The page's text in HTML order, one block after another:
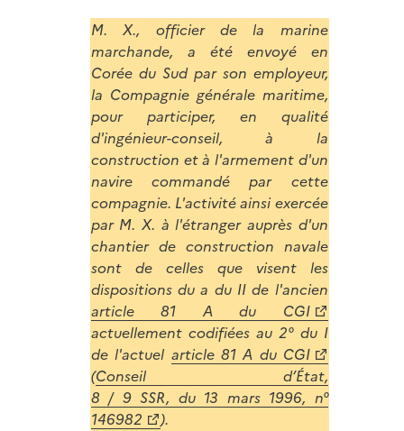
M. X., officier de la marine
marchande, a été envoyé en
Corée du Sud par son employeur,
la Compagnie générale maritime,
pour participer, en qualité
d'ingénieur-conseil, à la
construction et à l'armement d'un
navire commandé par cette
compagnie. L'activité ainsi exercée
par M. X. à l'étranger auprès d'un
chantier de construction navale
sont de celles que visent les
dispositions du a du II de l'ancien
article 81 A du CGI
actuellement codifiées au 2° du I
de l'actuel article 81 A du CGI
(Conseil d’État,
8 / 9 SSR, du 13 mars 1996, n°
146982
).